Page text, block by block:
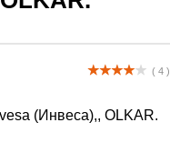
( 4 )
(Инвеса),, OLKAR.